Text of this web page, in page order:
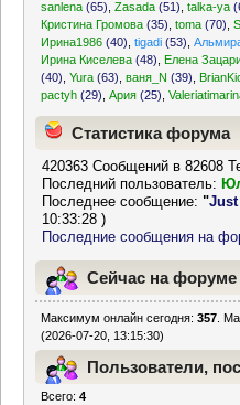
sanlena (65) ,Zasada (51) ,talka-ya
Кристина Громова (35) ,toma (70) ,
Ирина1986 (40) ,tigadi (53) ,
Ирина Киселева (48) Елена
(40) ,Yura (63) ,ваня_N (39)
pactyh (29) ,Ария (25) ,
Статистика форума
420363 Сообщений в 82608
Последний пользователь:
Последнее сообщение:"
10:33:28 )
Последние сообщения на
Сейчас на форуме
Максимум онлайн сегодня:357 .
(2026-07-20, 13:15:30)
Пользователи,
Всего:4